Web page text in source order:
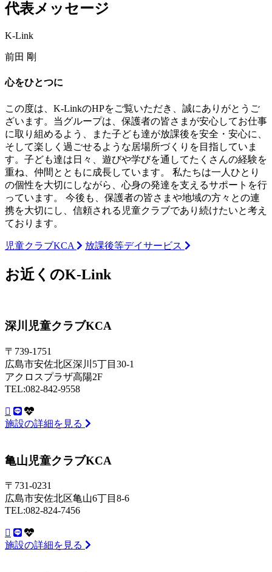
代表メッセージ
K-Link
前田 剛
心をひとつに
この度は、K-LinkのHPをご覧いただき、誠にありがとうご
ざいます。当グループは、保護者の皆さまが安心してお仕事
に取り組めるよう、また子ども達が放課後を安全・安心に、
そして楽しく過ごせるような居場所づくりを目指していま
す。子ども達は日々、遊びや学びを通してたくさんの経験を
重ね、仲間とともに成長しています。 私たちは一人ひとり
の個性を大切にしながら、心身の発達を支えるサポートを行
っています。 今後も、保護者の皆さまや地域の方々との連
携を大切にし、信頼される児童クラブであり続けたいと考え
ております。
児童クラブKCA 放課後等デイサービス
お近くのK-Link
深川児童クラブKCA
〒739-1751
広島市安佐北区深川5丁目30-1
アクロスプラザ高陽2F
TEL:082-842-9558
施設の詳細を見る
亀山児童クラブKCA
〒731-0231
広島市安佐北区亀山6丁目8-6
TEL:082-824-7456
施設の詳細を見る